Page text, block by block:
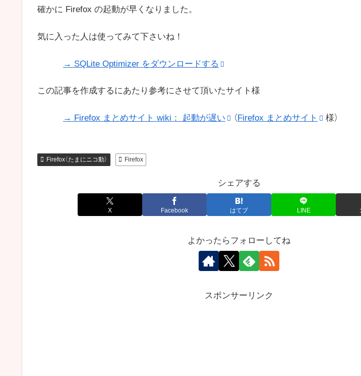
確かに Firefox の起動が早くなりました。
気に入った人は使ってみて下さいね！
→ SQLite Optimizer をダウンロードする
この記事を作成するにあたり参考にさせて頂いたサイト様
→ Firefox まとめサイト wiki： 起動が遅い （Firefox まとめサイト 様）
Firefox（たまにニコ動） Firefox
シェアする
X Facebook はてブ LINE
よかったらフォローしてね
スポンサーリンク